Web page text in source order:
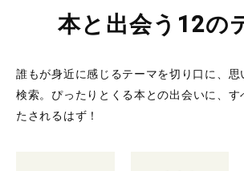
本と出会う12の
誰もが身近に感じるテーマを切り口に、思
検索。 ぴったりとくる本との出会いに、
たされるはず！